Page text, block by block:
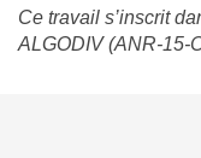
Ce travail s’inscrit
ALGODIV (ANR-15-